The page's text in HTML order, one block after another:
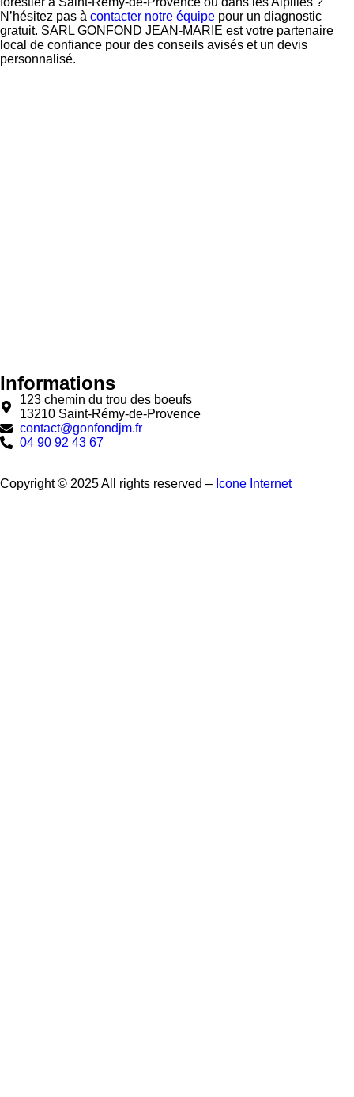
N’hésitez pas à contacter notre équipe pour un diagnostic
gratuit. SARL GONFOND JEAN-MARIE est votre partenaire
local de confiance pour des conseils avisés et un devis
personnalisé.
Informations
123 chemin du trou des boeufs
13210 Saint-Rémy-de-Provence
contact@gonfondjm.fr
04 90 92 43 67
Copyright © 2025 All rights reserved – Icone Internet